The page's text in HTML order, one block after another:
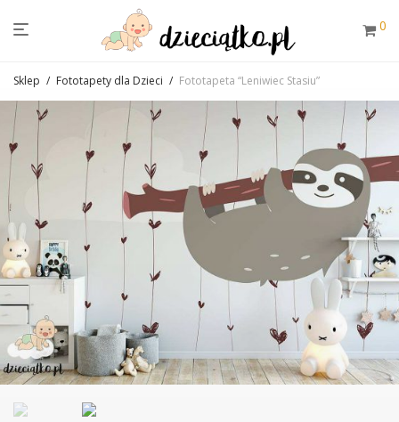
0
Sklep / Fototapety dla Dzieci / Fototapeta “Leniwiec Stasiu”